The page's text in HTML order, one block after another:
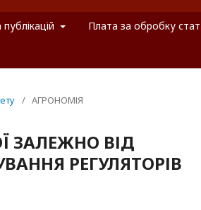
Плата за обробку
/ АГРОНОМІЯ
ЗАЛЕЖНО ВІД
РЕГУЛЯТОРІВ